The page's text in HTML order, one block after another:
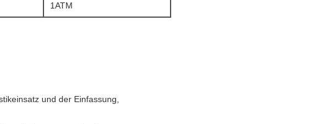
1ATM
und der Einfassung,